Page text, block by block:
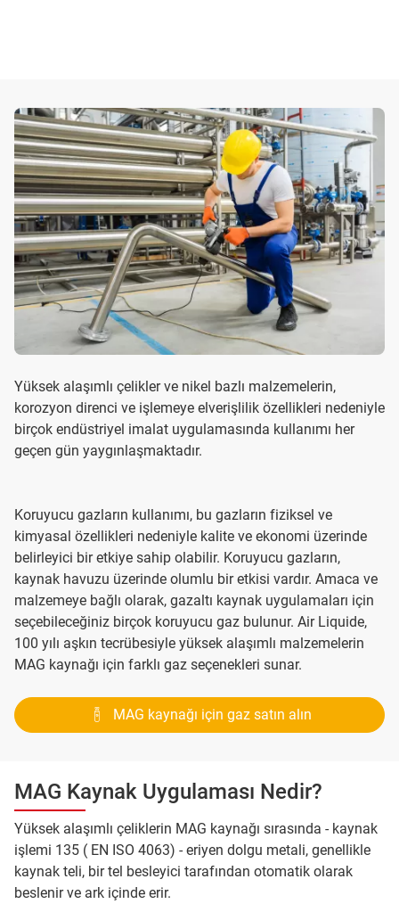
Yüksek alaşımlı çelikler ve nikel bazlı malzemelerin,
korozyon direnci ve işlemeye elverişlilik özellikleri nedeniyle
birçok endüstriyel imalat uygulamasında kullanımı her
geçen gün yaygınlaşmaktadır.
Koruyucu gazların kullanımı, bu gazların fiziksel ve
kimyasal özellikleri nedeniyle kalite ve ekonomi üzerinde
belirleyici bir etkiye sahip olabilir. Koruyucu gazların,
kaynak havuzu üzerinde olumlu bir etkisi vardır. Amaca ve
malzemeye bağlı olarak, gazaltı kaynak uygulamaları için
seçebileceğiniz birçok koruyucu gaz bulunur. Air Liquide,
100 yılı aşkın tecrübesiyle yüksek alaşımlı malzemelerin
MAG kaynağı için farklı gaz seçenekleri sunar.
MAG kaynağı için gaz satın alın
MAG Kaynak Uygulaması Nedir?
Yüksek alaşımlı çeliklerin MAG kaynağı sırasında - kaynak
işlemi 135 ( EN ISO 4063) - eriyen dolgu metali, genellikle
kaynak teli, bir tel besleyici tarafından otomatik olarak
beslenir ve ark içinde erir.